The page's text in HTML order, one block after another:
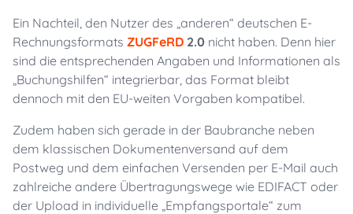
Ein Nachteil, den Nutzer des „anderen“ deutschen E-
Rechnungsformats ZUGFeRD 2.0 nicht haben. Denn hier
sind die entsprechenden Angaben und Informationen als
„Buchungshilfen“ integrierbar, das Format bleibt
dennoch mit den EU-weiten Vorgaben kompatibel.
Zudem haben sich gerade in der Baubranche neben
dem klassischen Dokumentenversand auf dem
Postweg und dem einfachen Versenden per E-Mail auch
zahlreiche andere Übertragungswege wie EDIFACT oder
der Upload in individuelle „Empfangsportale“ zum